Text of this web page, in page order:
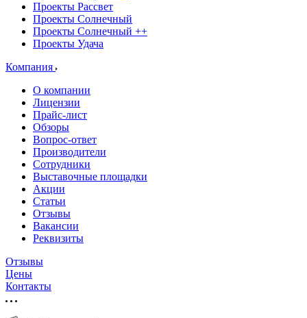
Проекты Рассвет
Проекты Солнечный
Проекты Солнечный ++
Проекты Удача
Компания
О компании
Лицензии
Прайс-лист
Обзоры
Вопрос-ответ
Производители
Сотрудники
Выставочные площадки
Акции
Статьи
Отзывы
Вакансии
Реквизиты
Отзывы
Цены
Контакты